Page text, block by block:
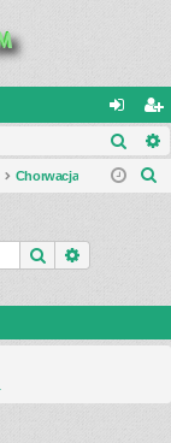
al
og
ar
ej
Chorwacja
j
Szukaj